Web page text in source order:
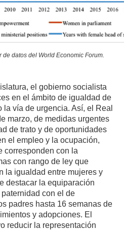
datos del World Economic Forum.
el gobierno socialista
en el ámbito de igualdad de
vía de urgencia. Así, el Real
marzo, de medidas urgentes
de trato y de oportunidades
el empleo y la ocupación,
corresponden con la
con rango de ley que
la igualdad entre mujeres y
destacar la equiparación
con el de
padres hasta 16 semanas de
y adopciones. El
reducir la representación